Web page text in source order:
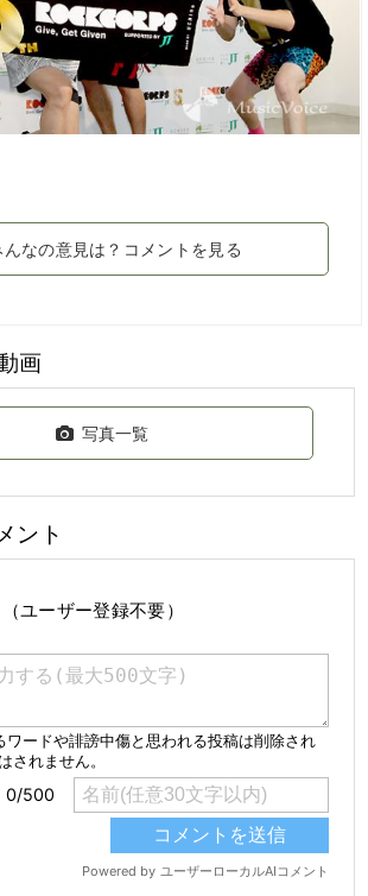
んなの意見は？コメントを見る
画
写真一覧
ント
ユーザー登録不要）